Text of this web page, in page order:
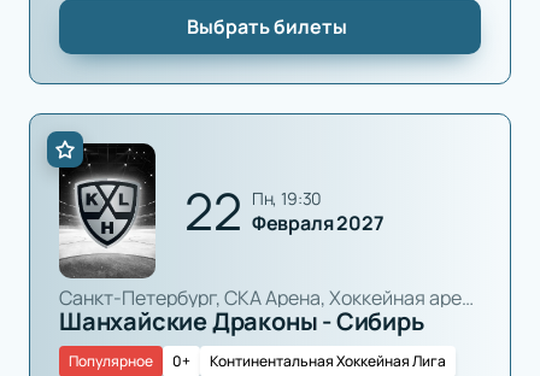
Выбрать билеты
22 пн, 19:30
Февраля 2027
Санкт-Петербург, СКА Арена, Хоккейная арена
Шанхайские Драконы - Сибирь
0+ Континентальная Хоккейная Лига
Популярное